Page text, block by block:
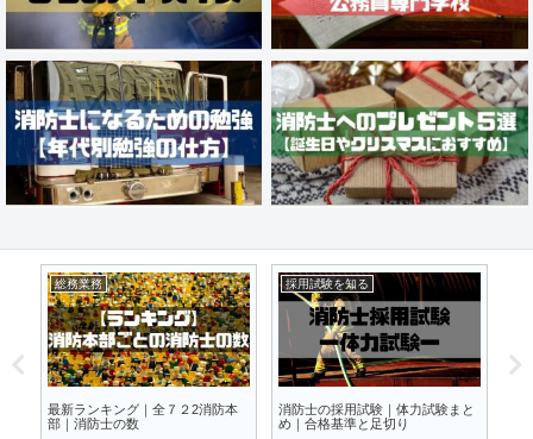
消防雑学
疑問解決｜消防署の本署・分署・
出張所の違いはこれ
防災・火災予防知識
火災事例から見る｜加熱式タバコ
と電子タバコの火事関連性